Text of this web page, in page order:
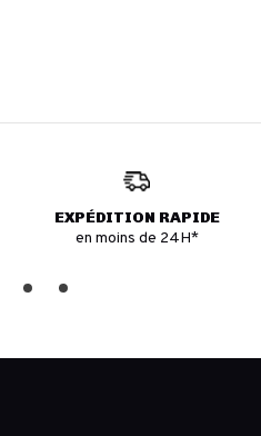
EXPÉDITION RAPIDE
en moins de 24H*